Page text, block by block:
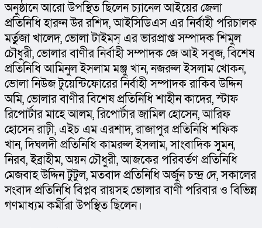
অনুষ্ঠানে আরো উপস্থিত ছিলেন চ্যানেল আইয়ের জেলা
প্রতিনিধি হারুন উর রশিদ, আইসিডিএস এর নির্বাহী পরিচালক
মর্তুজা খালেদ, ভোলা টাইমস্ এর ভারপ্রাপ্ত সম্পাদক শিমুল
চৌধুরী, ভোলার বাণীর নির্বাহী সম্পাদক জে আই সবুজ, বিশেষ
প্রতিনিধি আমিনুল ইসলাম মঞ্জু খান, নজরুল ইসলাম খোকন,
ভোলা নিউজ টুয়েন্টিফোরের নির্বাহী সম্পাদক রাকিব উদ্দিন
অমি, ভোলার বাণীর বিশেষ প্রতিনিধি শাহীন কাদের, স্টাফ
রিপোর্টার মাহে আলম, রিপোর্টার জামিল হোসেন, আরিফ
হোসেন রাঢ়ী, এইচ এম এরশাদ, রাজাপুর প্রতিনিধি শফিক
খান, দিঘলদী প্রতিনিধি কামরুল ইসলাম, সাংবাদিক সুমন,
নিরব, ইব্রাহীম, অয়ন চৌধুরী, আজকের পরিবর্তণ প্রতিনিধি
মেজবাহ উদ্দিন টুটুল, মতবাদ প্রতিনিধি অর্জুন চন্দ্র দে, সকালের
সংবাদ প্রতিনিধি বিপ্লব রায়সহ ভোলার বাণী পরিবার ও বিভিন্ন
গণমাধ্যম কর্মীরা উপস্থিত ছিলেন।